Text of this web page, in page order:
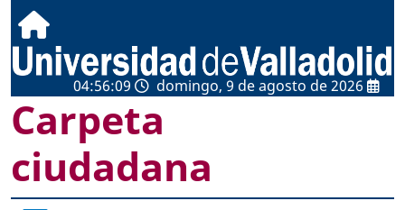
04:56:09 domingo, 9 de agosto de 2026
Carpeta
ciudadana